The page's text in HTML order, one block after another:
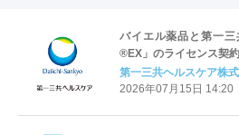
バイエル薬品と第一
®EX」のライセンス契
第一三共ヘルスケア株
2026年07月15日 14:20